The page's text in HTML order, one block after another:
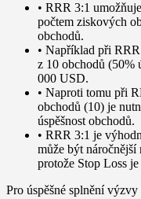
• RRR 3:1
počtem ziskových
obchodů.
• Například při
z 10 obchodů (50%
000 USD.
• Naproti tomu při
obchodů (10) je
úspěšnost obchodů.
• RRR 3:1 je
může být
protože Stop Loss je
Pro úspěšné splnění